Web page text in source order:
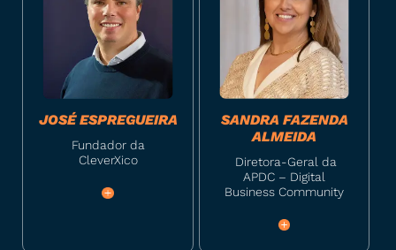
JOSÉ ESPREGUEIRA
Fundador da
CleverXico
SANDRA FAZENDA
ALMEIDA
Diretora-Geral da
APDC – Digital
Business Community